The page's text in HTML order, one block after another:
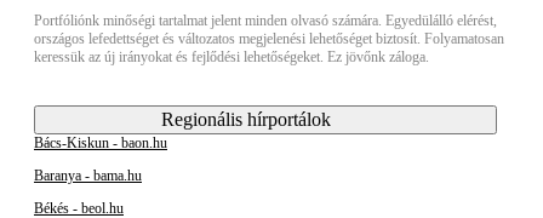
Portfóliónk minőségi tartalmat jelent minden olvasó számára. Egyedülálló elérést,
országos lefedettséget és változatos megjelenési lehetőséget biztosít. Folyamatosan
keressük az új irányokat és fejlődési lehetőségeket. Ez jövőnk záloga.
Regionális hírportálok
Bács-Kiskun - baon.hu
Baranya - bama.hu
Békés - beol.hu